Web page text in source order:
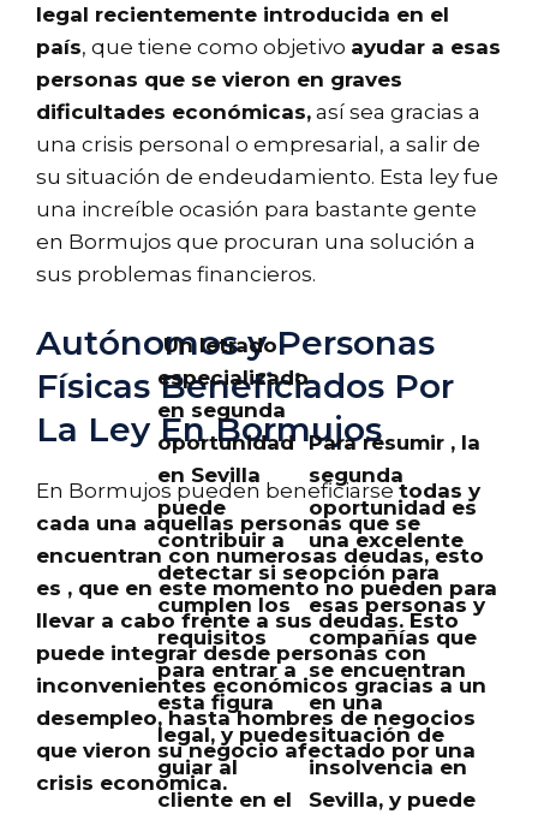
legal recientemente introducida en el
país, que tiene como objetivo ayudar a esas
personas que se vieron en graves
dificultades económicas, así sea gracias a
una crisis personal o empresarial, a salir de
su situación de endeudamiento. Esta ley fue
una increíble ocasión para bastante gente
en Bormujos que procuran una solución a
sus problemas financieros.
Autónomos y Personas
Físicas Beneficiados Por
La Ley En Bormujos
En Bormujos pueden beneficiarse todas y
cada una aquellas personas que se
encuentran con numerosas deudas, esto
es , que en este momento no pueden para
llevar a cabo frente a sus deudas. Esto
puede integrar desde personas con
inconvenientes económicos gracias a un
desempleo, hasta hombres de negocios
que vieron su negocio afectado por una
crisis económica.
Un letrado
especializado
en segunda
oportunidad
en Sevilla
puede
contribuir a
detectar si se
cumplen los
requisitos
para entrar a
esta figura
legal, y puede
guiar al
cliente en el
Para resumir , la
segunda
oportunidad es
una excelente
opción para
esas personas y
compañías que
se encuentran
en una
situación de
insolvencia en
Sevilla, y puede